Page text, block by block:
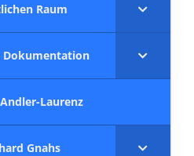
Raum
Dokumentation
Laurenz
Gnahs